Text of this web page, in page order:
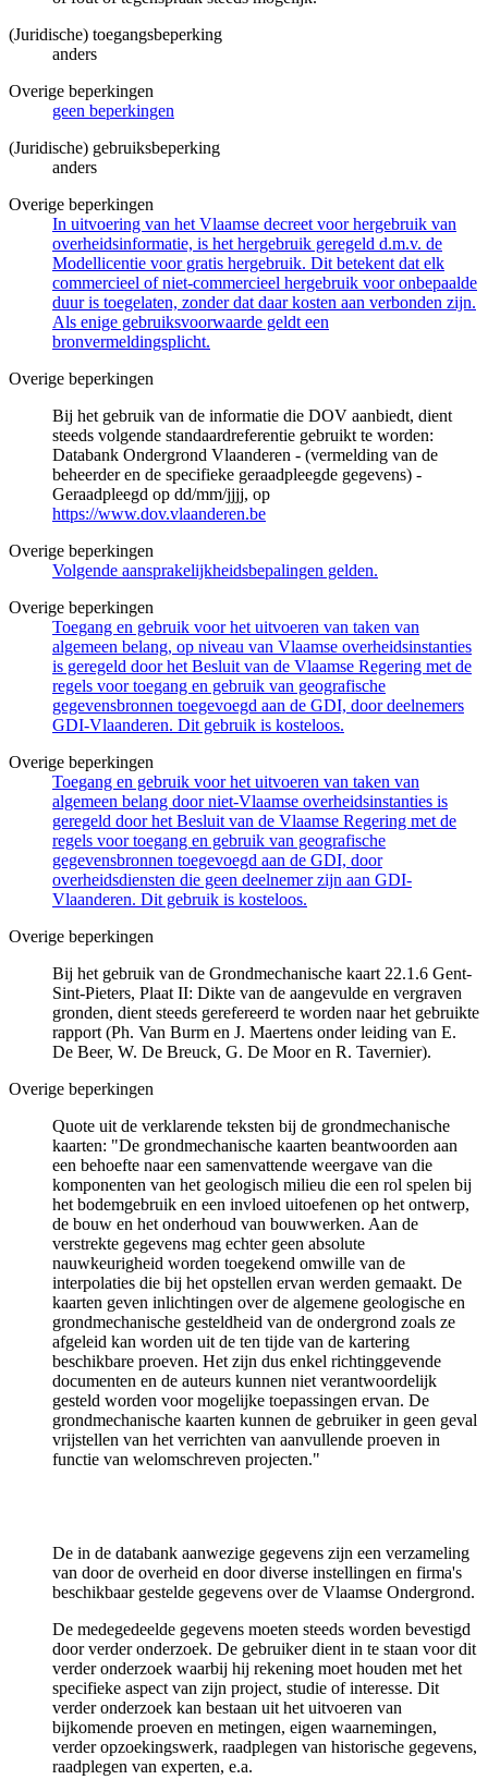
(Juridische) toegangsbeperking
anders
Overige beperkingen
geen beperkingen
(Juridische) gebruiksbeperking
anders
Overige beperkingen
In uitvoering van het Vlaamse decreet voor hergebruik van
overheidsinformatie, is het hergebruik geregeld d.m.v. de
Modellicentie voor gratis hergebruik. Dit betekent dat elk
commercieel of niet-commercieel hergebruik voor onbepaalde
duur is toegelaten, zonder dat daar kosten aan verbonden zijn.
Als enige gebruiksvoorwaarde geldt een
bronvermeldingsplicht.
Overige beperkingen
Bij het gebruik van de informatie die DOV aanbiedt, dient
steeds volgende standaardreferentie gebruikt te worden:
Databank Ondergrond Vlaanderen - (vermelding van de
beheerder en de specifieke geraadpleegde gegevens) -
Geraadpleegd op dd/mm/jjjj, op
https://www.dov.vlaanderen.be
Overige beperkingen
Volgende aansprakelijkheidsbepalingen gelden.
Overige beperkingen
Toegang en gebruik voor het uitvoeren van taken van
algemeen belang, op niveau van Vlaamse overheidsinstanties
is geregeld door het Besluit van de Vlaamse Regering met de
regels voor toegang en gebruik van geografische
gegevensbronnen toegevoegd aan de GDI, door deelnemers
GDI-Vlaanderen. Dit gebruik is kosteloos.
Overige beperkingen
Toegang en gebruik voor het uitvoeren van taken van
algemeen belang door niet-Vlaamse overheidsinstanties is
geregeld door het Besluit van de Vlaamse Regering met de
regels voor toegang en gebruik van geografische
gegevensbronnen toegevoegd aan de GDI, door
overheidsdiensten die geen deelnemer zijn aan GDI-
Vlaanderen. Dit gebruik is kosteloos.
Overige beperkingen
Bij het gebruik van de Grondmechanische kaart 22.1.6 Gent-
Sint-Pieters, Plaat II: Dikte van de aangevulde en vergraven
gronden, dient steeds gerefereerd te worden naar het gebruikte
rapport (Ph. Van Burm en J. Maertens onder leiding van E.
De Beer, W. De Breuck, G. De Moor en R. Tavernier).
Overige beperkingen
Quote uit de verklarende teksten bij de grondmechanische
kaarten: "De grondmechanische kaarten beantwoorden aan
een behoefte naar een samenvattende weergave van die
komponenten van het geologisch milieu die een rol spelen bij
het bodemgebruik en een invloed uitoefenen op het ontwerp,
de bouw en het onderhoud van bouwwerken. Aan de
verstrekte gegevens mag echter geen absolute
nauwkeurigheid worden toegekend omwille van de
interpolaties die bij het opstellen ervan werden gemaakt. De
kaarten geven inlichtingen over de algemene geologische en
grondmechanische gesteldheid van de ondergrond zoals ze
afgeleid kan worden uit de ten tijde van de kartering
beschikbare proeven. Het zijn dus enkel richtinggevende
documenten en de auteurs kunnen niet verantwoordelijk
gesteld worden voor mogelijke toepassingen ervan. De
grondmechanische kaarten kunnen de gebruiker in geen geval
vrijstellen van het verrichten van aanvullende proeven in
functie van welomschreven projecten."
De in de databank aanwezige gegevens zijn een verzameling
van door de overheid en door diverse instellingen en firma's
beschikbaar gestelde gegevens over de Vlaamse Ondergrond.
De medegedeelde gegevens moeten steeds worden bevestigd
door verder onderzoek. De gebruiker dient in te staan voor dit
verder onderzoek waarbij hij rekening moet houden met het
specifieke aspect van zijn project, studie of interesse. Dit
verder onderzoek kan bestaan uit het uitvoeren van
bijkomende proeven en metingen, eigen waarnemingen,
verder opzoekingswerk, raadplegen van historische gegevens,
raadplegen van experten, e.a.